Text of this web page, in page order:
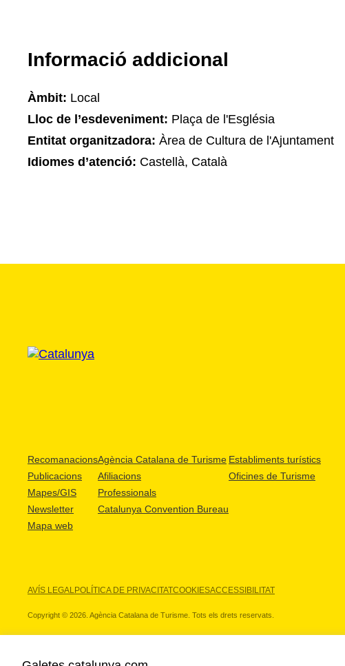
Informació addicional
Àmbit: Local
Lloc de l’esdeveniment: Plaça de l'Església
Entitat organitzadora: Àrea de Cultura de l'Ajuntament
Idiomes d’atenció: Castellà, Català
Recomanacions
Publicacions
Mapes/GIS
Newsletter
Mapa web
Agència Catalana de Turisme
Afiliacions
Professionals
Catalunya Convention Bureau
Establiments turístics
Oficines de Turisme
AVÍS LEGALPOLÍTICA DE PRIVACITATCOOKIESACCESSIBILITAT
Copyright © 2026. Agència Catalana de Turisme. Tots els drets reservats.